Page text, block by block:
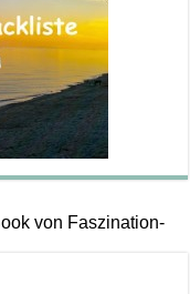
von Faszination-